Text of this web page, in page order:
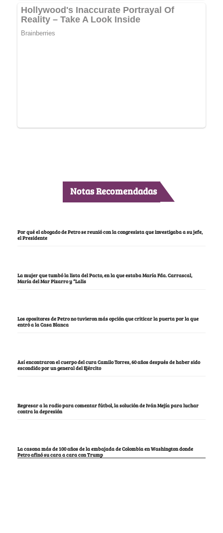
Notas Recomendadas
Por qué el abogado de Petro se reunió con la congresista que investigaba a su jefe,
el Presidente
La mujer que tumbó la lista del Pacto, en la que estaba María Fda. Carrascal,
María del Mar Pizarro y “Lalis
Los opositores de Petro no tuvieron más opción que criticar la puerta por la que
entró a la Casa Blanca
Así encontraron el cuerpo del cura Camilo Torres, 60 años después de haber sido
escondido por un general del Ejército
Regresar a la radio para comentar fútbol, la solución de Iván Mejía para luchar
contra la depresión
La casona más de 100 años de la embajada de Colombia en Washington donde
Petro afinó su cara a cara con Trump